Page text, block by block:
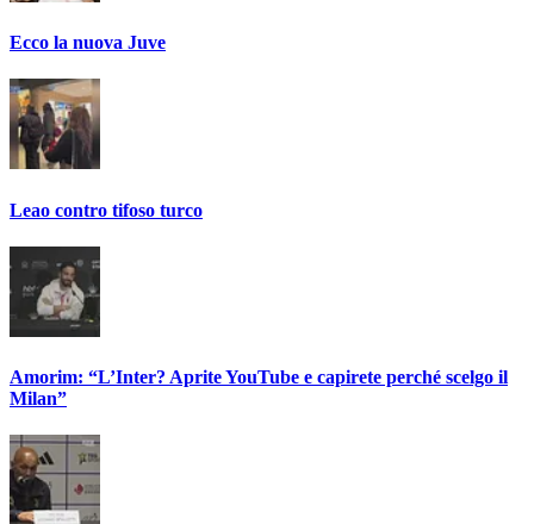
Ecco la nuova Juve
Leao contro tifoso turco
Amorim: “L’Inter? Aprite YouTube e capirete perché scelgo il
Milan”